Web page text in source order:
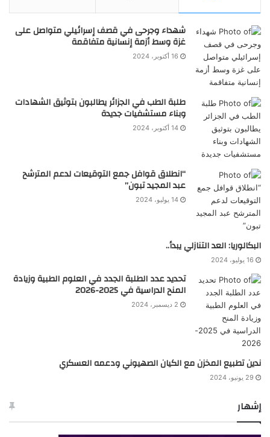
شهداء وجرحى في قصف إسرائيلي متواصل على
غزة وسط أزمة إنسانية متفاقمة
16 أكتوبر، 2024
طلبة الطب في الجزائر يطالبون بتوثيق الشهادات
وبناء مستشفيات جديدة
14 أكتوبر، 2024
“انطلاق قوافل جمع التوقيعات لدعم المترشح
عبد المجيد تبون”
14 يوليو، 2024
البكالوريا: العد التنازلي يبدأ..
16 يوليو، 2024
تحديد عدد الطلبة الجدد في العلوم الطبية وزيادة
المنح الدراسية في 2025-2026
2 ديسمبر، 2024
ندين تطبيع المخزن مع الكيان الصهيوني ودعمه العسكري
29 يونيو، 2024
إشهار